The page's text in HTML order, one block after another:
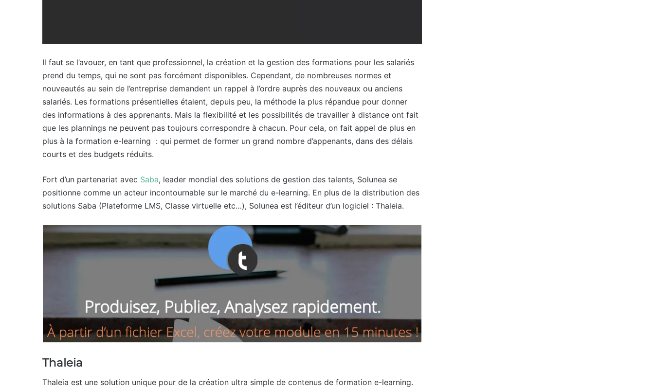
Il faut se l’avouer, en tant que professionnel, la création et la gestion des formations pour les salariés
prend du temps, qui ne sont pas forcément disponibles. Cependant, de nombreuses normes et
nouveautés au sein de l’entreprise demandent un rappel à l’ordre auprès des nouveaux ou anciens
salariés. Les formations présentielles étaient, depuis peu, la méthode la plus répandue pour donner
des informations à des apprenants. Mais la flexibilité et les possibilités de travailler à distance ont fait
que les plannings ne peuvent pas toujours correspondre à chacun. Pour cela, on fait appel de plus en
plus à la formation e-learning : qui permet de former un grand nombre d’appenants, dans des délais
courts et des budgets réduits.
Fort d’un partenariat avec Saba, leader mondial des solutions de gestion des talents, Solunea se
positionne comme un acteur incontournable sur le marché du e-learning. En plus de la distribution des
solutions Saba (Plateforme LMS, Classe virtuelle etc…), Solunea est l’éditeur d’un logiciel : Thaleia.
Thaleia
Thaleia est une solution unique pour de la création ultra simple de contenus de formation e-learning.